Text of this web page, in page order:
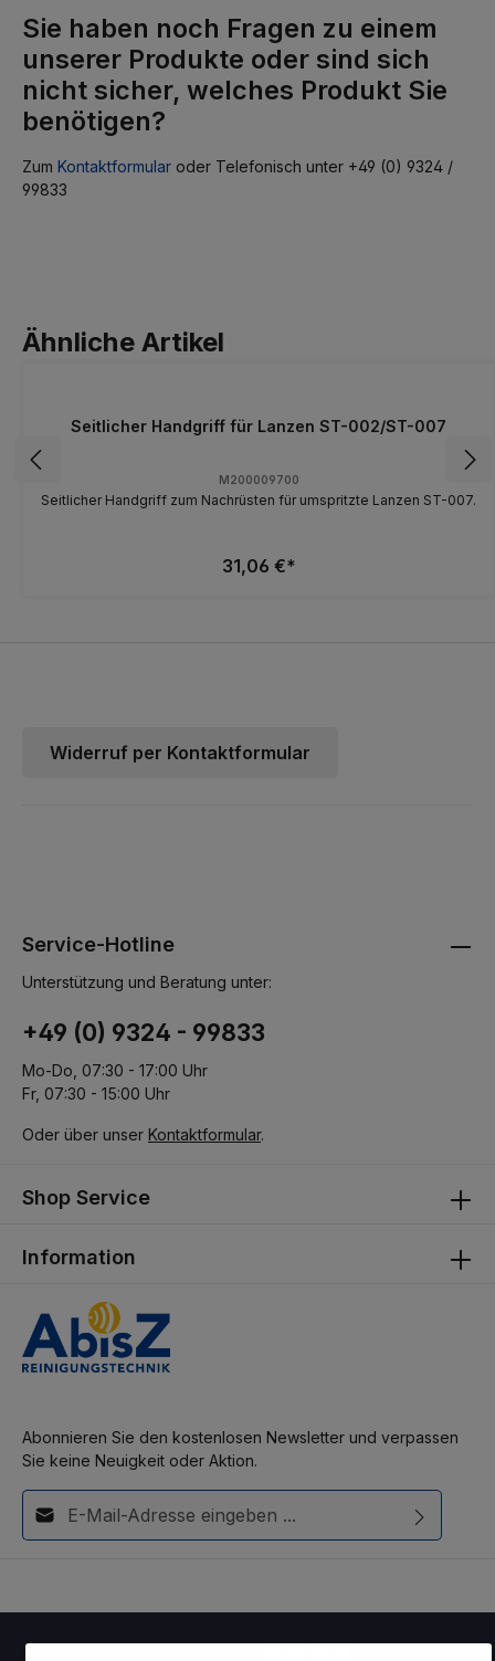
Sie haben noch Fragen zu einem
unserer Produkte oder sind sich
nicht sicher, welches Produkt Sie
benötigen?
Zum Kontaktformular oder Telefonisch unter +49 (0) 9324 /
99833
Ähnliche Artikel
Seitlicher Handgriff für Lanzen ST-002/ST-007
M200009700
Seitlicher Handgriff zum Nachrüsten für umspritzte Lanzen ST-007.
31,06 €*
Widerruf per Kontaktformular
Abonnieren Sie den kostenlosen Newsletter und verpassen
Sie keine Neuigkeit oder Aktion.
E-Mail-Adresse*
Service-Hotline
Unterstützung und Beratung unter:
+49 (0) 9324 - 99833
Mo-Do, 07:30 - 17:00 Uhr
Fr, 07:30 - 15:00 Uhr
Oder über unser Kontaktformular.
Shop Service
Information